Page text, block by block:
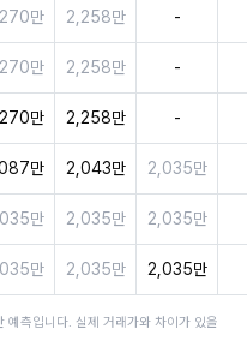
만 2,258만 -
만 2,258만 -
만 2,258만 -
만 2,043만 2,035만
만 2,035만 2,035만
만 2,035만 2,035만
측입니다. 실제 거래가와 차이가 있을